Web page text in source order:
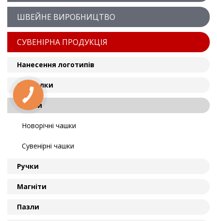
ШВЕЙНЕ ВИРОБНИЦТВО
СУВЕНІРНА ПРОДУКЦІЯ
Нанесення логотипів
Футболки
Чашки
Новорічні чашки
Сувенірні чашки
Ручки
Магніти
Пазли